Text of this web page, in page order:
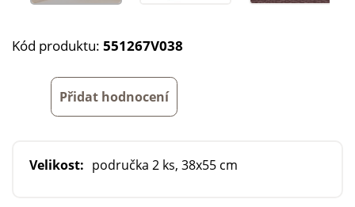
Kód produktu: 551267V038
Přidat hodnocení
Velikost: područka 2 ks, 38x55 cm